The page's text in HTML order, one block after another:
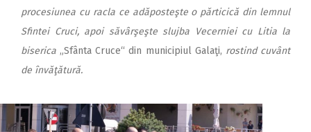
procesiunea cu racla ce adăposteşte o părticică din lemnul
Sfintei Cruci, apoi săvârşeşte slujba Vecerniei cu Litia la
biserica „Sfânta Cruce“ din municipiul Galaţi, rostind cuvânt
de învăţătură.